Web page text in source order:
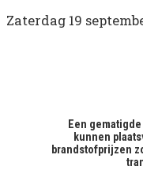
Zaterdag 19
Een
kunnen
brandstofprijzen